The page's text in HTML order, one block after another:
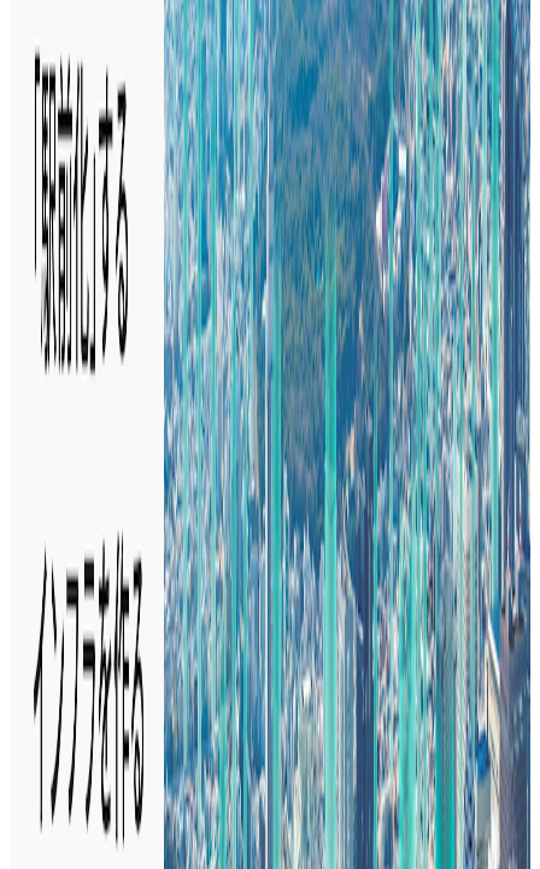
概要
LUUPは、スマホ一つで街じゅうのポートから電動マイクロ
モビリティへの乗り降りや移動を可能にするシェアリングサ
ービスです。LUUPのポートを街じゅうに設置することで、
人が集まる場所をつくり、街じゅうを駅前のように活性化し
ていきます。そして、年齢に関係なく誰もが安全にサステナ
ブルかつ快適に移動ができる未来のインフラをつくることを
目指しています。
BtoCBtoBtoC 1→10（プロダクト成長）
募集中の求人情報
09：ハードウェアプロジェクトマネージャー